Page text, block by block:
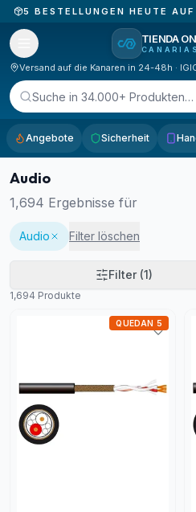
5 BESTELLUNGEN HEUTE
TIENDA
CANARIAS
Versand auf die Kanaren in 24-48h ·
Suche in 34.000+ Produkten…
Angebote Sicherheit
Audio
1,694 Ergebnisse für
Audio Filter löschen
Filter (1)
1,694 Produkte
QUEDAN 5